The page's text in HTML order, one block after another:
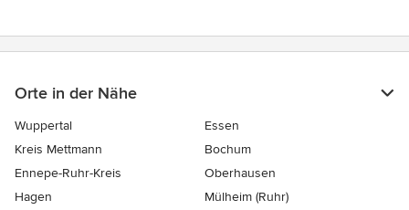
Orte in der Nähe
Wuppertal
Essen
Kreis Mettmann
Bochum
Ennepe-Ruhr-Kreis
Oberhausen
Hagen
Mülheim (Ruhr)